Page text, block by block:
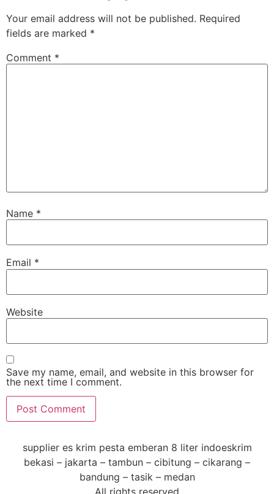
Your email address will not be published. Required
fields are marked *
Comment *
Name *
Email *
Website
Save my name, email, and website in this browser for
the next time I comment.
supplier es krim pesta emberan 8 liter indoeskrim
bekasi – jakarta – tambun – cibitung – cikarang –
bandung – tasik – medan